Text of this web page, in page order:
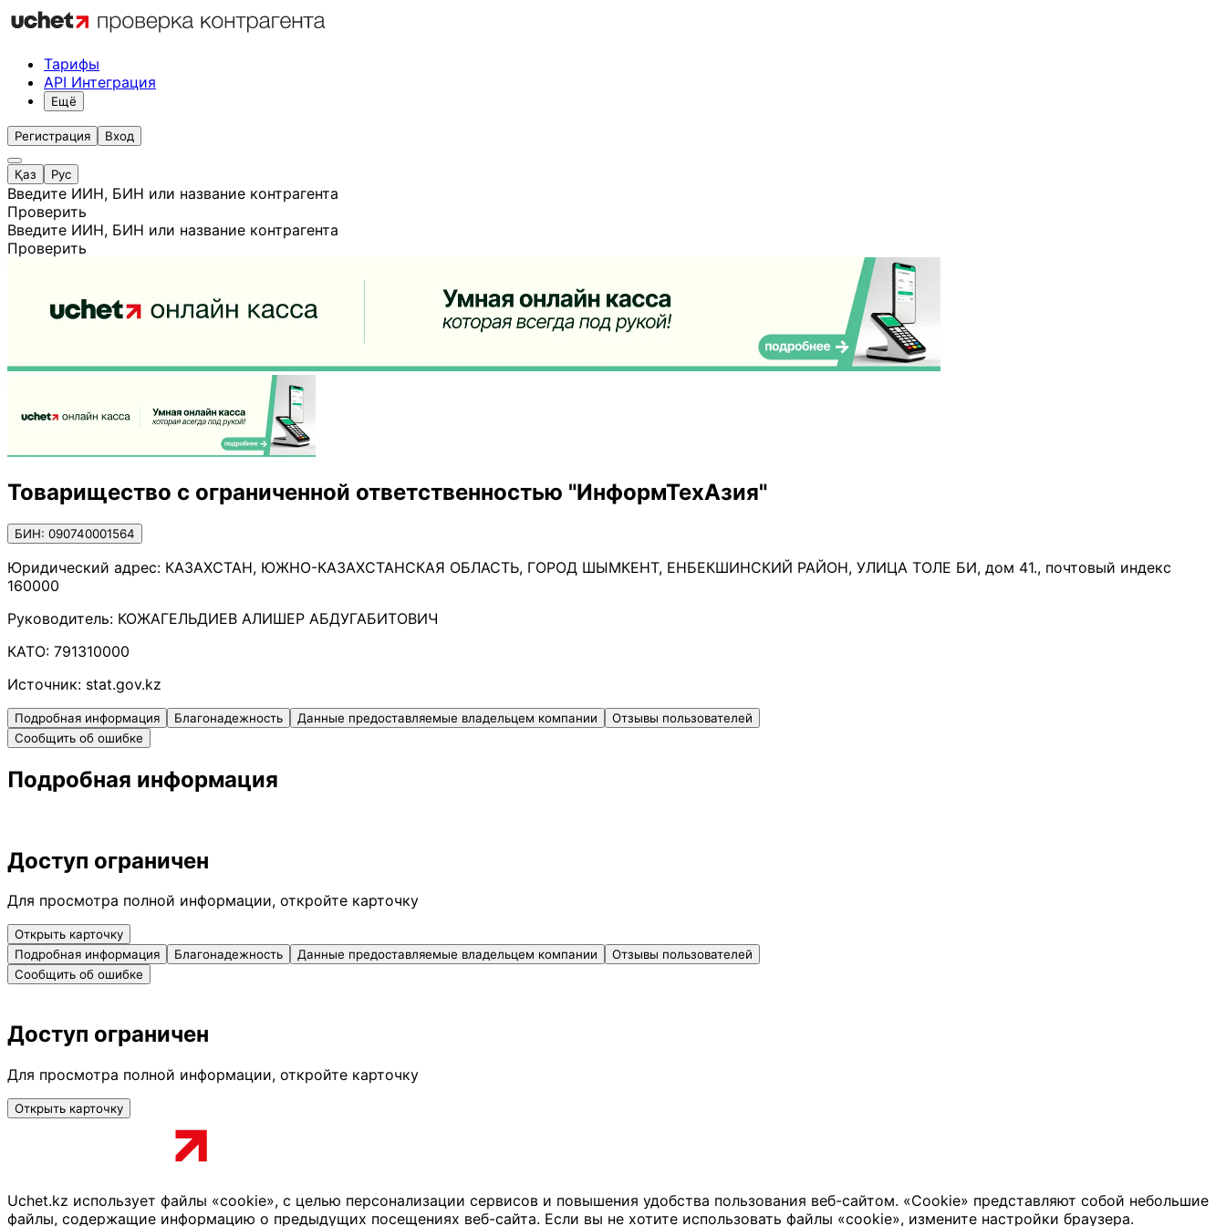
Тарифы
API Интеграция
Ещё
Регистрация Вход
Қаз Рус
Введите ИИН, БИН или название контрагента
Проверить
Введите ИИН, БИН или название контрагента
Проверить
Товарищество с ограниченной ответственностью "ИнформТехАзия"
БИН: 090740001564
Юридический адрес: КАЗАХСТАН, ЮЖНО-КАЗАХСТАНСКАЯ ОБЛАСТЬ, ГОРОД ШЫМКЕНТ, ЕНБЕКШИНСКИЙ РАЙОН, УЛИЦА ТОЛЕ БИ, дом 41., почтовый индекс
160000
Руководитель: КОЖАГЕЛЬДИЕВ АЛИШЕР АБДУГАБИТОВИЧ
КАТО: 791310000
Источник: stat.gov.kz
Подробная информация Благонадежность Данные предоставляемые владельцем компании
Отзывы пользователей
Сообщить об ошибке
Подробная информация
Доступ ограничен
Для просмотра полной информации, откройте карточку
Открыть карточку
Подробная информация
Благонадежность Данные предоставляемые владельцем компании
Отзывы пользователей
Сообщить об ошибке
Доступ ограничен
Для просмотра полной информации, откройте карточку
Открыть карточку
Uchet.kz использует файлы «cookie», с целью персонализации сервисов и повышения удобства пользования веб-сайтом. «Cookie» представляют собой небольшие
файлы, содержащие информацию о предыдущих посещениях веб-сайта. Если вы не хотите использовать файлы «cookie», измените настройки браузера.